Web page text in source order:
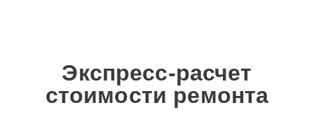
Экспресс-расчет
стоимости ремонта